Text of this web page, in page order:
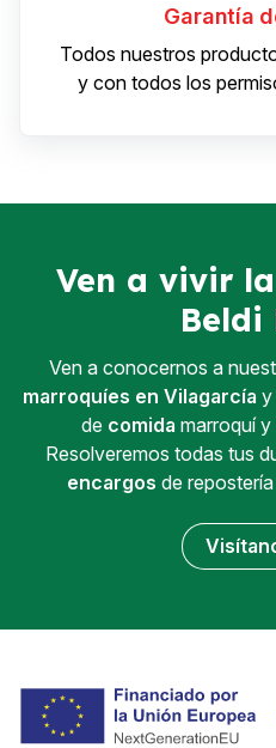
Garantía
Todos nuestros
y con todos los
Ven a vivir
Beldi
Ven a conocernos a
marroquíes en Vilagarcía y
de comida marroquí y
Resolveremos todas tus
encargos de